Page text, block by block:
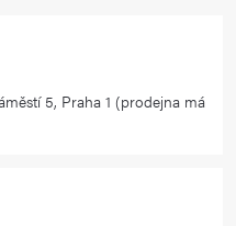
5, Praha 1 (prodejna má